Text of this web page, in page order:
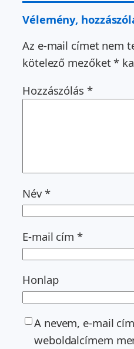
Vélemény,
Az e-mail címet nem
kötelező mezőket*
Hozzászólás *
Név*
E-mail cím *
Honlap
A nevem, e-mail
weboldalcímem